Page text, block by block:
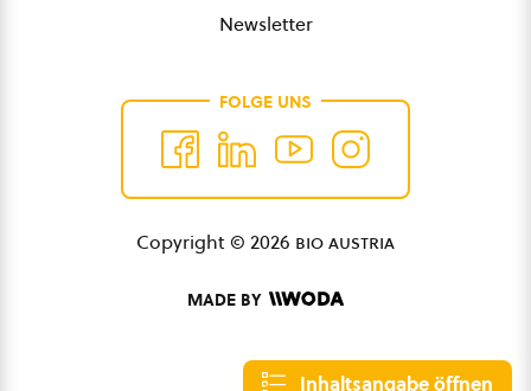
Inhaltsangabe öffnen
Newsletter
FOLGE UNS
Copyright © 2026 bio austria
MADE BY